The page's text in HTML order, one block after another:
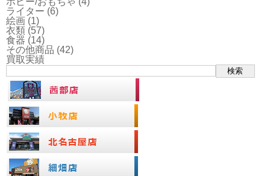
ライター (6)
絵画 (1)
衣類 (57)
食器 (14)
その他商品 (42)
買取実績
検索